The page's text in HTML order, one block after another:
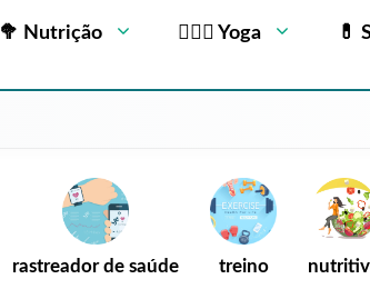
🥦 Nutrição 🧘🏻‍♂️ Yoga 💊
rastreador de saúde treino